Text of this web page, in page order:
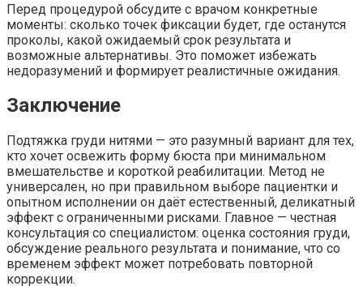
Перед процедурой обсудите с врачом конкретные
моменты: сколько точек фиксации будет, где останутся
проколы, какой ожидаемый срок результата и
возможные альтернативы. Это поможет избежать
недоразумений и формирует реалистичные ожидания.
Заключение
Подтяжка груди нитями — это разумный вариант для тех,
кто хочет освежить форму бюста при минимальном
вмешательстве и короткой реабилитации. Метод не
универсален, но при правильном выборе пациентки и
опытном исполнении он даёт естественный, деликатный
эффект с ограниченными рисками. Главное — честная
консультация со специалистом: оценка состояния груди,
обсуждение реального результата и понимание, что со
временем эффект может потребовать повторной
коррекции.